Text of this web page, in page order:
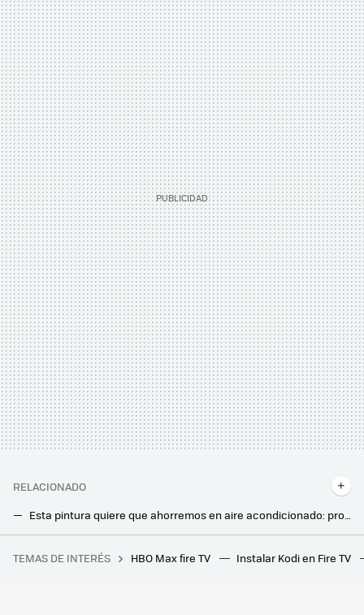
RELACIONADO
Esta pintura quiere que ahorremos en aire acondicionado: promete bajar la temperatura 5ºC sin gastar energía
Este edificio cambió el mundo e inspiró Separación: aquí nació la tecnología que usas a diario
TEMAS DE INTERÉS HBO Max fire TV Instalar Kodi en Fire TV